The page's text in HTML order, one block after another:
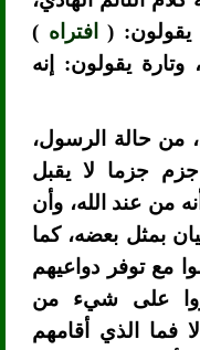
يقولون: (افتراه)
يقولون: إنه
من حالة الرسول،
جزما لا يقبل
من عند الله، وأن
بمثل بعضه، كما
مع توفر دواعيهم
على شيء من
فما الذي أقامهم